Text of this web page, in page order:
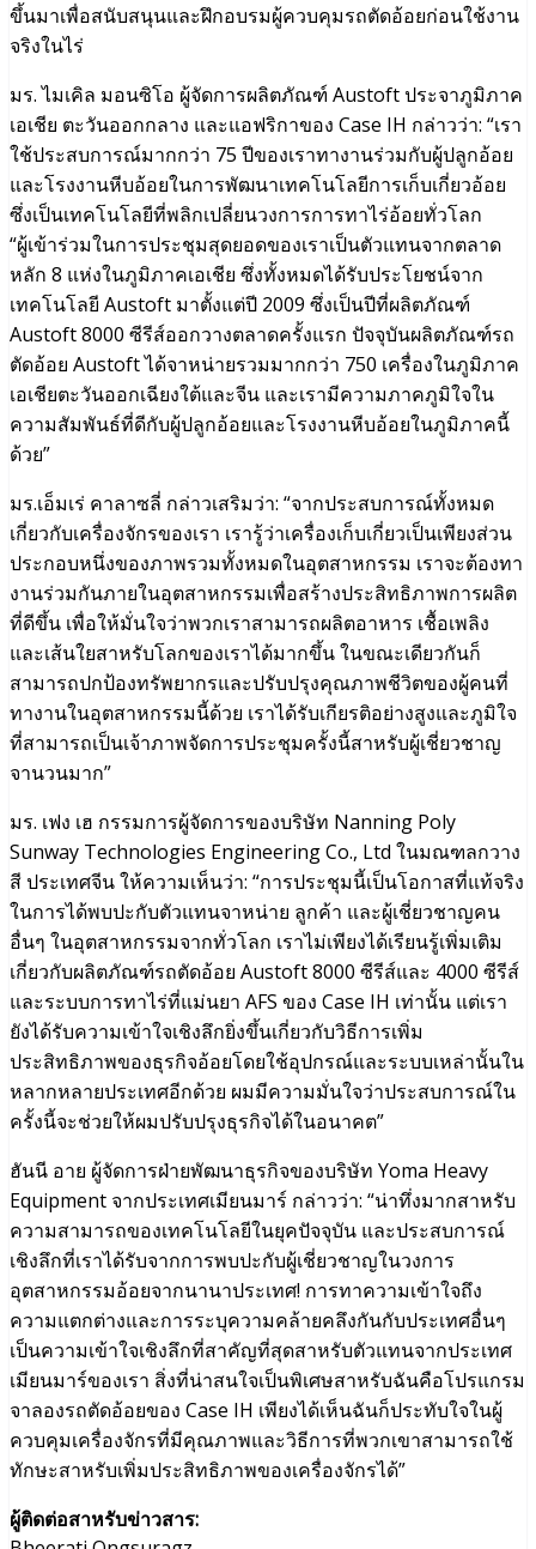
ขึ้นมาเพื่อสนับสนุนและฝึกอบรมผู้ควบคุมรถตัดอ้อยก่อนใช้งาน
จริงในไร่
มร. ไมเคิล มอนซิโอ ผู้จัดการผลิตภัณฑ์ Austoft ประจาภูมิภาค
เอเชีย ตะวันออกกลาง และแอฟริกาของ Case IH กล่าวว่า: “เรา
ใช้ประสบการณ์มากกว่า 75 ปีของเราทางานร่วมกับผู้ปลูกอ้อย
และโรงงานหีบอ้อยในการพัฒนาเทคโนโลยีการเก็บเกี่ยวอ้อย
ซึ่งเป็นเทคโนโลยีที่พลิกเปลี่ยนวงการการทาไร่อ้อยทั่วโลก
“ผู้เข้าร่วมในการประชุมสุดยอดของเราเป็นตัวแทนจากตลาด
หลัก 8 แห่งในภูมิภาคเอเชีย ซึ่งทั้งหมดได้รับประโยชน์จาก
เทคโนโลยี Austoft มาตั้งแต่ปี 2009 ซึ่งเป็นปีที่ผลิตภัณฑ์
Austoft 8000 ซีรีส์ออกวางตลาดครั้งแรก ปัจจุบันผลิตภัณฑ์รถ
ตัดอ้อย Austoft ได้จาหน่ายรวมมากกว่า 750 เครื่องในภูมิภาค
เอเชียตะวันออกเฉียงใต้และจีน และเรามีความภาคภูมิใจใน
ความสัมพันธ์ที่ดีกับผู้ปลูกอ้อยและโรงงานหีบอ้อยในภูมิภาคนี้
ด้วย”
มร.เอ็มเร่ คาลาซลี่ กล่าวเสริมว่า: “จากประสบการณ์ทั้งหมด
เกี่ยวกับเครื่องจักรของเรา เรารู้ว่าเครื่องเก็บเกี่ยวเป็นเพียงส่วน
ประกอบหนึ่งของภาพรวมทั้งหมดในอุตสาหกรรม เราจะต้องทา
งานร่วมกันภายในอุตสาหกรรมเพื่อสร้างประสิทธิภาพการผลิต
ที่ดีขึ้น เพื่อให้มั่นใจว่าพวกเราสามารถผลิตอาหาร เชื้อเพลิง
และเส้นใยสาหรับโลกของเราได้มากขึ้น ในขณะเดียวกันก็
สามารถปกป้องทรัพยากรและปรับปรุงคุณภาพชีวิตของผู้คนที่
ทางานในอุตสาหกรรมนี้ด้วย เราได้รับเกียรติอย่างสูงและภูมิใจ
ที่สามารถเป็นเจ้าภาพจัดการประชุมครั้งนี้สาหรับผู้เชี่ยวชาญ
จานวนมาก”
มร. เฟง เฮ กรรมการผู้จัดการของบริษัท Nanning Poly
Sunway Technologies Engineering Co., Ltd ในมณฑลกวาง
สี ประเทศจีน ให้ความเห็นว่า: “การประชุมนี้เป็นโอกาสที่แท้จริง
ในการได้พบปะกับตัวแทนจาหน่าย ลูกค้า และผู้เชี่ยวชาญคน
อื่นๆ ในอุตสาหกรรมจากทั่วโลก เราไม่เพียงได้เรียนรู้เพิ่มเติม
เกี่ยวกับผลิตภัณฑ์รถตัดอ้อย Austoft 8000 ซีรีส์และ 4000 ซีรีส์
และระบบการทาไร่ที่แม่นยา АFS ของ Case IH เท่านั้น แต่เรา
ยังได้รับความเข้าใจเชิงลึกยิ่งขึ้นเกี่ยวกับวิธีการเพิ่ม
ประสิทธิภาพของธุรกิจอ้อยโดยใช้อุปกรณ์และระบบเหล่านั้นใน
หลากหลายประเทศอีกด้วย ผมมีความมั่นใจว่าประสบการณ์ใน
ครั้งนี้จะช่วยให้ผมปรับปรุงธุรกิจได้ในอนาคต”
ฮันนี อาย ผู้จัดการฝ่ายพัฒนาธุรกิจของบริษัท Yoma Heavy
Equipment จากประเทศเมียนมาร์ กล่าวว่า: “น่าทึ่งมากสาหรับ
ความสามารถของเทคโนโลยีในยุคปัจจุบัน และประสบการณ์
เชิงลึกที่เราได้รับจากการพบปะกับผู้เชี่ยวชาญในวงการ
อุตสาหกรรมอ้อยจากนานาประเทศ! การทาความเข้าใจถึง
ความแตกต่างและการระบุความคล้ายคลึงกันกับประเทศอื่นๆ
เป็นความเข้าใจเชิงลึกที่สาคัญที่สุดสาหรับตัวแทนจากประเทศ
เมียนมาร์ของเรา สิ่งที่น่าสนใจเป็นพิเศษสาหรับฉันคือโปรแกรม
จาลองรถตัดอ้อยของ Case IH เพียงได้เห็นฉันก็ประทับใจในผู้
ควบคุมเครื่องจักรที่มีคุณภาพและวิธีการที่พวกเขาสามารถใช้
ทักษะสาหรับเพิ่มประสิทธิภาพของเครื่องจักรได้”
ผู้ติดต่อสาหรับข่าวสาร: